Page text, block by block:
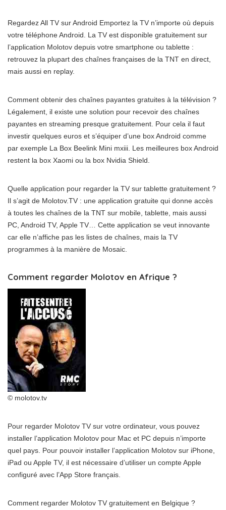
Regardez All TV sur Android Emportez la TV n’importe où depuis
votre téléphone Android. La TV est disponible gratuitement sur
l’application Molotov depuis votre smartphone ou tablette :
retrouvez la plupart des chaînes françaises de la TNT en direct,
mais aussi en replay.
Comment obtenir des chaînes payantes gratuites à la télévision ?
Légalement, il existe une solution pour recevoir des chaînes
payantes en streaming presque gratuitement. Pour cela il faut
investir quelques euros et s’équiper d’une box Android comme
par exemple La Box Beelink Mini mxiii. Les meilleures box Android
restent la box Xaomi ou la box Nvidia Shield.
Quelle application pour regarder la TV sur tablette gratuitement ?
Il s’agit de Molotov.TV : une application gratuite qui donne accès
à toutes les chaînes de la TNT sur mobile, tablette, mais aussi
PC, Android TV, Apple TV… Cette application se veut innovante
car elle n’affiche pas les listes de chaînes, mais la TV
programmes à la manière de Mosaic.
Comment regarder Molotov en Afrique ?
© molotov.tv
Pour regarder Molotov TV sur votre ordinateur, vous pouvez
installer l’application Molotov pour Mac et PC depuis n’importe
quel pays. Pour pouvoir installer l’application Molotov sur iPhone,
iPad ou Apple TV, il est nécessaire d’utiliser un compte Apple
configuré avec l’App Store français.
Comment regarder Molotov TV gratuitement en Belgique ?